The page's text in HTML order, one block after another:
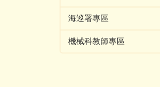
海巡署專區
機械科教師專區